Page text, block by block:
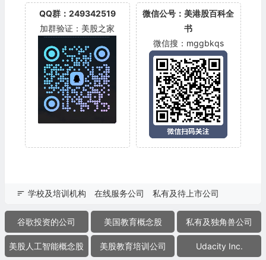
QQ群：249342519
加群验证：美股之家
微信公号：美港股百科全
书
微信搜：mggbkqs
学校及培训机构 在线服务公司 私有及待上市公司
谷歌投资的公司 美国教育概念股 私有及独角兽公司
美股人工智能概念股 美股教育培训公司 Udacity Inc.